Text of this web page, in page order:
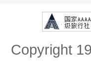
Copyright